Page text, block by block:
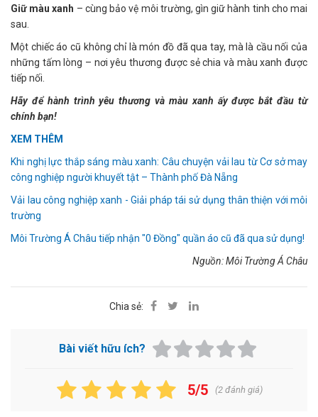
Giữ màu xanh – cùng bảo vệ môi trường, gìn giữ hành tinh cho mai
sau.
Một chiếc áo cũ không chỉ là món đồ đã qua tay, mà là cầu nối của
những tấm lòng – nơi yêu thương được sẻ chia và màu xanh được
tiếp nối.
Hãy để hành trình yêu thương và màu xanh ấy được bắt đầu từ
chính bạn!
XEM THÊM
Khi nghị lực thắp sáng màu xanh: Câu chuyện vải lau từ Cơ sở may
công nghiệp người khuyết tật – Thành phố Đà Nẵng
Vải lau công nghiệp xanh - Giải pháp tái sử dụng thân thiện với môi
trường
Môi Trường Á Châu tiếp nhận "0 Đồng" quần áo cũ đã qua sử dụng!
Nguồn: Môi Trường Á Châu
Chia sẻ:
Bài viết hữu ích?
5/5 (2đánh giá)